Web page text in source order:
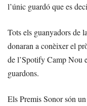
l’únic guardó que es
Tots els guanyadors de
donaran a conèixer el
de l’Spotify Camp Nou
guardons.
Els Premis Sonor són